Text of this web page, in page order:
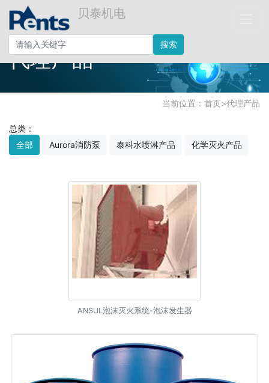
贝泰机电
搜索
代理产品
当前位置： 首页>代理产品
总类：
全部
Aurora消防泵 泰科水喷淋产品 化学灭火产品
ANSUL泡沫灭火系统-泡沫发生器